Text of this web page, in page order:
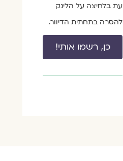
עת בלחיצה על הלינק
להסרה בתחתית הדיוור.
כן, רשמו אותי!